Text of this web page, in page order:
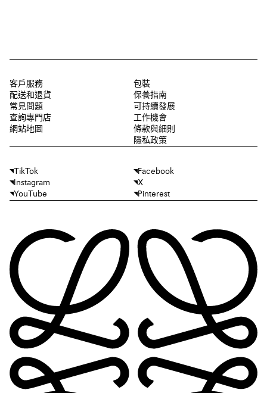
客戶服務
配送和退貨
常見問題
查詢專門店
網站地圖
包裝
保養指南
可持續發展
工作機會
條款與細則
隱私政策
TikTok
Facebook
Instagram
X
YouTube
Pinterest